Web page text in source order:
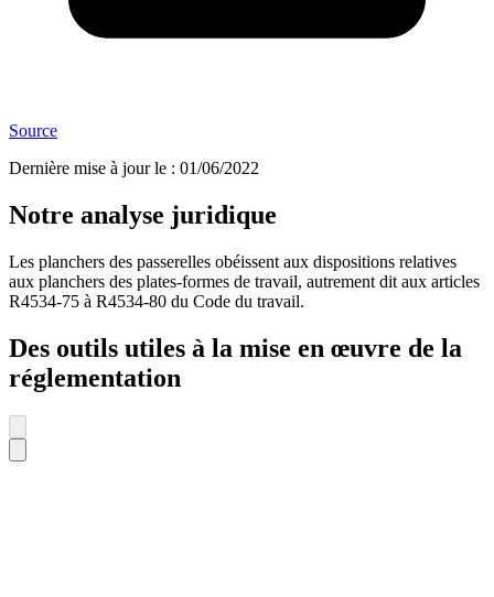
Source
Dernière mise à jour le : 01/06/2022
Notre analyse juridique
Les planchers des passerelles obéissent aux dispositions relatives
aux planchers des plates-formes de travail, autrement dit aux articles
R4534-75 à R4534-80 du Code du travail.
Des outils utiles à la mise en œuvre de la
réglementation